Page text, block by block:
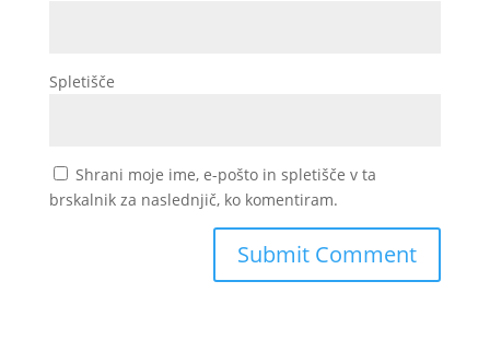
Spletišče
Shrani moje ime, e-pošto in spletišče v ta
brskalnik za naslednjič, ko komentiram.